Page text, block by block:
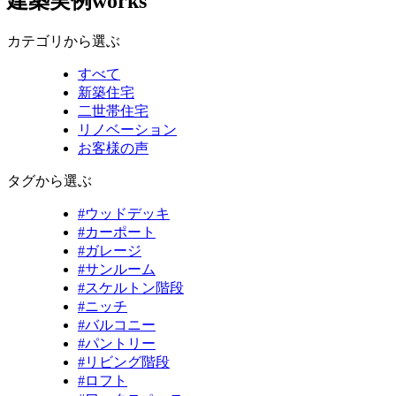
カテゴリから選ぶ
すべて
新築住宅
二世帯住宅
リノベーション
お客様の声
タグから選ぶ
#ウッドデッキ
#カーポート
#ガレージ
#サンルーム
#スケルトン階段
#ニッチ
#バルコニー
#パントリー
#リビング階段
#ロフト